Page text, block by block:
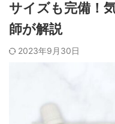
サイズも完備！
師が解説
2023年9月30日